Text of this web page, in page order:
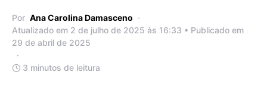
Por Ana Carolina Damasceno
Atualizado em 2 de julho de 2025 às 16:33 • Publicado em
29 de abril de 2025
3 minutos de leitura